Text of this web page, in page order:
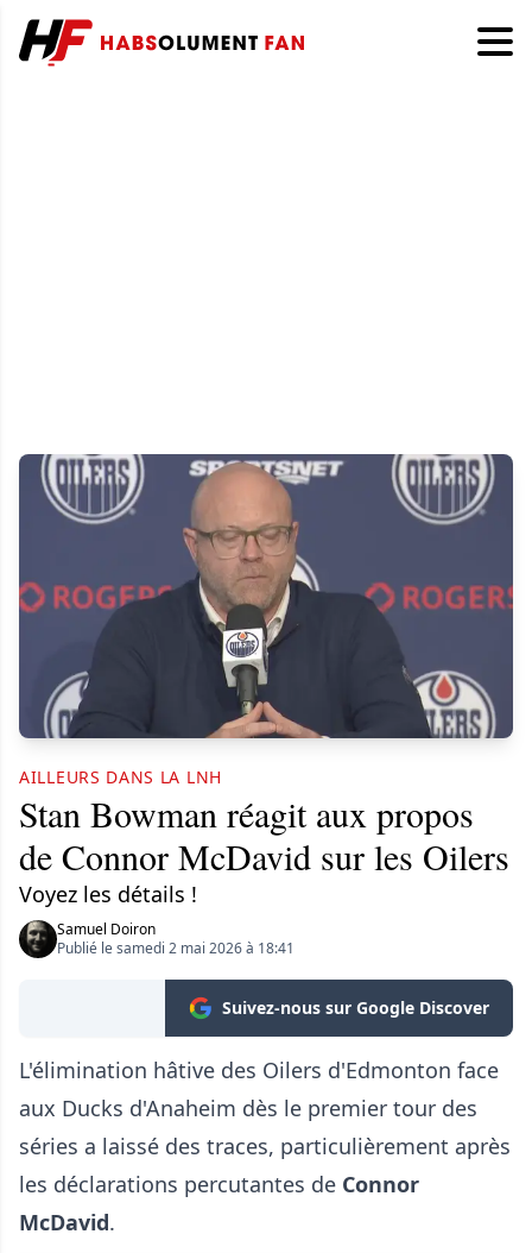
AILLEURS DANS LA LNH
Stan Bowman réagit aux propos
de Connor McDavid sur les Oilers
Voyez les détails !
Samuel Doiron
Publié le samedi 2 mai 2026 à 18:41
Suivez-nous sur Google Discover
L'élimination hâtive des Oilers d'Edmonton face
aux Ducks d'Anaheim dès le premier tour des
séries a laissé des traces, particulièrement après
les déclarations percutantes de Connor
McDavid.